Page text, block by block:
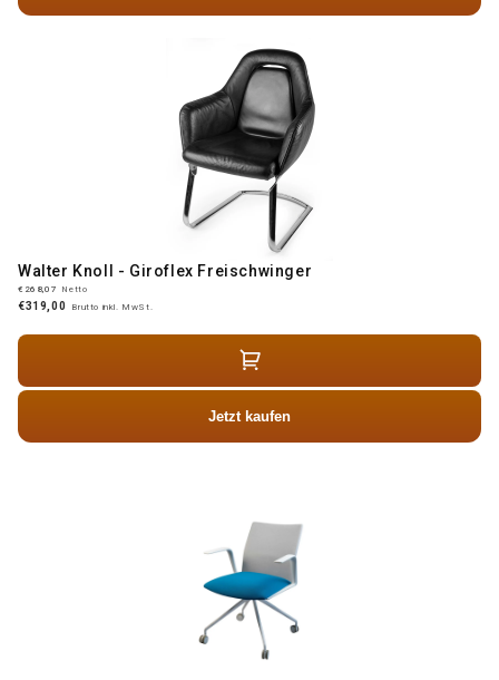
Walter Knoll - Giroflex Freischwinger
€268,07 Netto
€319,00 Brutto inkl. MwSt.
Jetzt kaufen